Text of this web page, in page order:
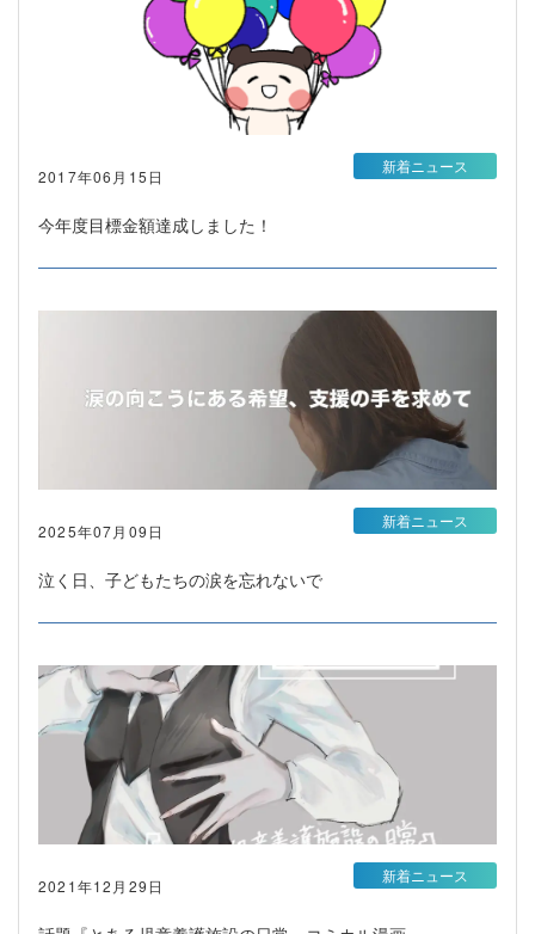
2017年06月15日
今年度目標金額達成しました！
新着ニュース
2025年07月09日
泣く日、子どもたちの涙を忘れないで
新着ニュース
2021年12月29日
新着ニュース